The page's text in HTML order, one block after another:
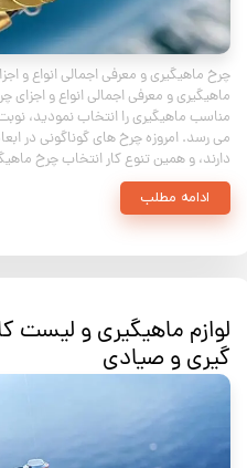
چرخ ماهیگیری و معرفی اجمالی انواع و
ماهیگیری و معرفی اجمالی انواع و
مناسب ماهیگیری را انتخاب نمودید،
می رسد. امروزه چرخ های گوناگونی در
دارند، و همین تنوع کار انتخاب چرخ
ادامه مطلب
لوازم ماهیگیری و لیست
گیری و صیادی